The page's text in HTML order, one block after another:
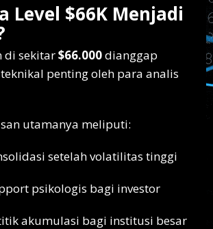
Level $66K Menjadi
di sekitar$66.000dianggap
penting oleh para analis
utamanya meliputi:
setelah volatilitas tinggi
psikologis bagi investor
akumulasi bagi institusi besar